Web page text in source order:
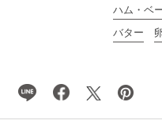
ハム・ベ
バター